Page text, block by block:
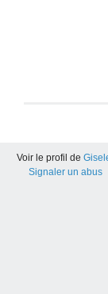
Voir le profil de
Signaler un abus